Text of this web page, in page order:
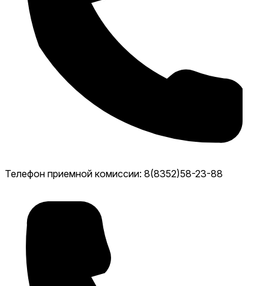
Телефон приемной комиссии: 8(8352)58-23-88